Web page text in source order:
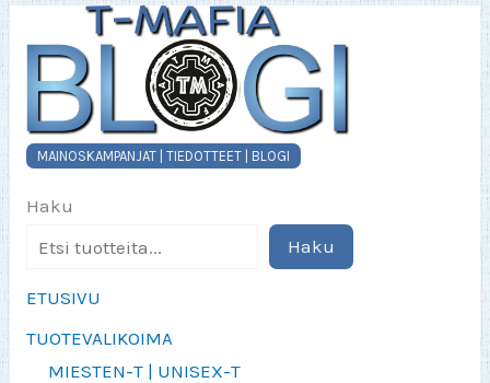
MAINOSKAMPANJAT | TIEDOTTEET | BLOGI
Haku
Haku
ETUSIVU
TUOTEVALIKOIMA
MIESTEN-T | UNISEX-T
sivulla.